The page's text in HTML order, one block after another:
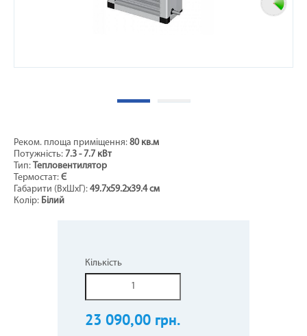
Реком. площа приміщення: 80 кв.м
Потужність: 7.3 - 7.7 кВт
Тип: Тепловентилятор
Термостат: Є
Габарити (ВхШхГ): 49.7х59.2x39.4 см
Колір: Білий
Кількість
23 090,00 грн.